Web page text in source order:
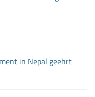
in Nepal geehrt